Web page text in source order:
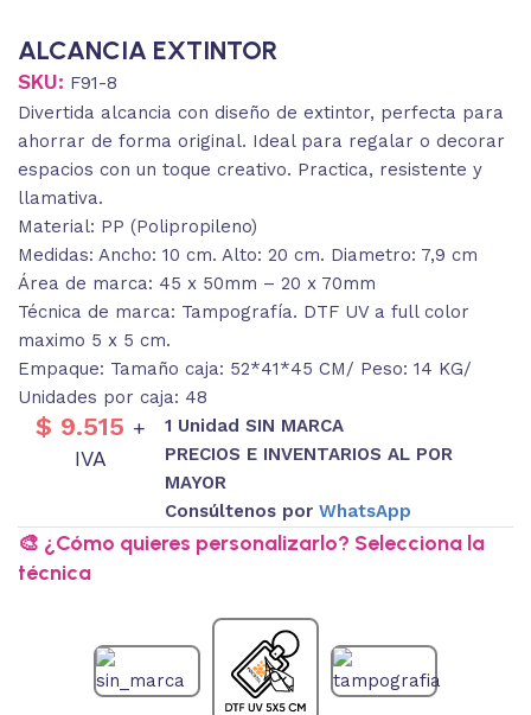
ALCANCIA EXTINTOR
SKU: F91-8
Divertida alcancia con diseño de extintor, perfecta para
ahorrar de forma original. Ideal para regalar o decorar
espacios con un toque creativo. Practica, resistente y
llamativa.
Material: PP (Polipropileno)
Medidas: Ancho: 10 cm. Alto: 20 cm. Diametro: 7,9 cm
Área de marca: 45 x 50mm – 20 x 70mm
Técnica de marca: Tampografía. DTF UV a full color
maximo 5 x 5 cm.
Empaque: Tamaño caja: 52*41*45 CM/ Peso: 14 KG/
Unidades por caja: 48
$ 9.515 +
IVA
1 Unidad SIN MARCA
PRECIOS E INVENTARIOS AL POR
MAYOR
Consúltenos por WhatsApp
🎨 ¿Cómo quieres personalizarlo? Selecciona la
técnica